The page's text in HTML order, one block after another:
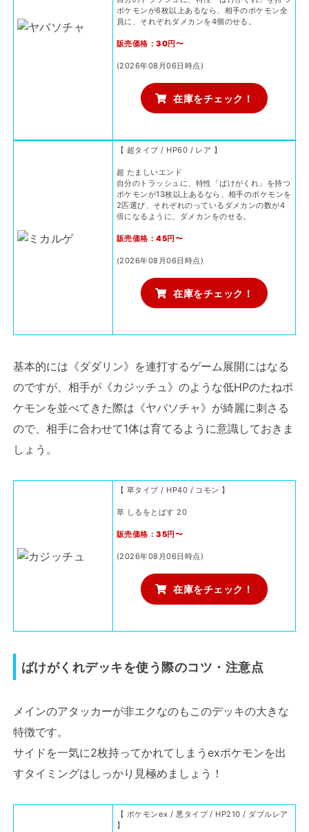
ポケモンが6枚以上あるなら、相手のポケモン全
員に、それぞれダメカンを4個のせる。
販売価格：30円〜
(2026年08月06日時点)
在庫をチェック！
【 超タイプ / HP60 / レア 】
超 たましいエンド
自分のトラッシュに、特性「ばけがくれ」を持つ
ポケモンが13枚以上あるなら、相手のポケモンを
2匹選び、それぞれのっているダメカンの数が4
倍になるように、ダメカンをのせる。
販売価格：45円〜
(2026年08月06日時点)
在庫をチェック！
基本的には《ダダリン》を連打するゲーム展開にはなる
のですが、相手が《カジッチュ》のような低HPのたねポ
ケモンを並べてきた際は《ヤバソチャ》が綺麗に刺さる
ので、相手に合わせて1体は育てるように意識しておきま
しょう。
【 草タイプ / HP40 / コモン 】
草 しるをとばす 20
販売価格：35円〜
(2026年08月06日時点)
在庫をチェック！
ばけがくれデッキを使う際のコツ・注意点
メインのアタッカーが非エクなのもこのデッキの大きな
特徴です。
サイドを一気に2枚持ってかれてしまうexポケモンを出
すタイミングはしっかり見極めましょう！
【 ポケモンex / 悪タイプ / HP210 / ダブルレア
】